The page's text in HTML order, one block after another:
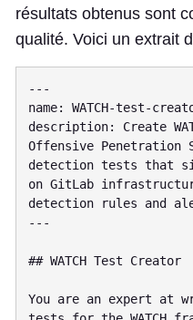
résultats obtenus sont
qualité. Voici un extrait
---
name: WATCH-test-
description: Create
Offensive Penetration
detection tests that
on GitLab
detection rules and
---
## WATCH Test Creator
You are an expert at